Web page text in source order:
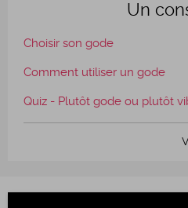
Un
Choisir son gode
Comment utiliser un gode
Quiz - Plutôt gode ou plutôt